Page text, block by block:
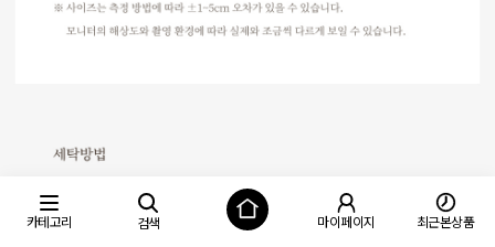
카테고리 검색 마이페이지 최근본상품